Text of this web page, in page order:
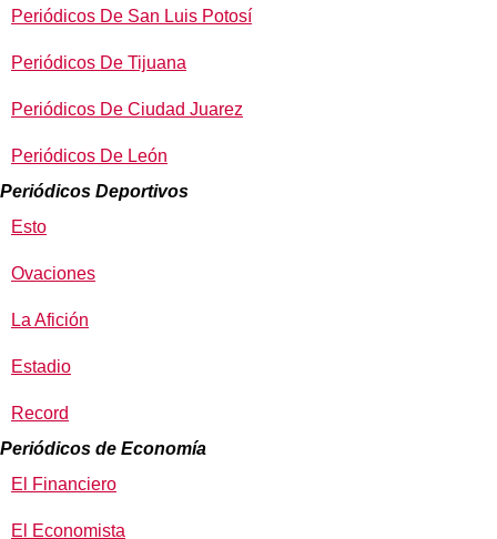
Periódicos De San Luis Potosí
Periódicos De Tijuana
Periódicos De Ciudad Juarez
Periódicos De León
Periódicos Deportivos
Esto
Ovaciones
La Afición
Estadio
Record
Periódicos de Economía
El Financiero
El Economista